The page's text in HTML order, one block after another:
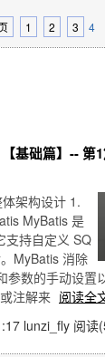
1 2 3 4
基础篇】--
架构设计 1.
MyBatis 是
支持自定义 SQ
MyBatis 消除
数的手动设置
注解来 阅读全
lunzi_fly 阅读